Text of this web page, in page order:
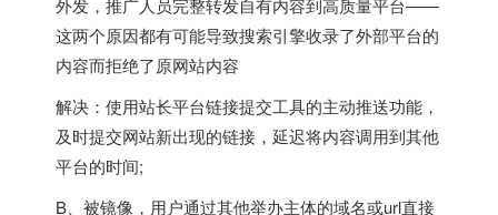
外发，推广人员完整转发自有内容到高质量平台——
这两个原因都有可能导致搜索引擎收录了外部平台的
内容而拒绝了原网站内容
解决：使用站长平台链接提交工具的主动推送功能，
及时提交网站新出现的链接，延迟将内容调用到其他
平台的时间;
B、被镜像，用户通过其他举办主体的域名或url直接